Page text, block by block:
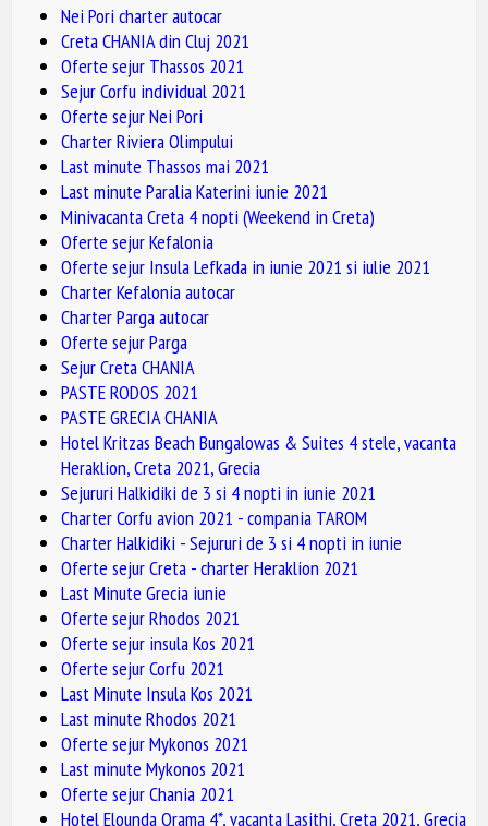
Nei Pori charter autocar
Creta CHANIA din Cluj 2021
Oferte sejur Thassos 2021
Sejur Corfu individual 2021
Oferte sejur Nei Pori
Charter Riviera Olimpului
Last minute Thassos mai 2021
Last minute Paralia Katerini iunie 2021
Minivacanta Creta 4 nopti (Weekend in Creta)
Oferte sejur Kefalonia
Oferte sejur Insula Lefkada in iunie 2021 si iulie 2021
Charter Kefalonia autocar
Charter Parga autocar
Oferte sejur Parga
Sejur Creta CHANIA
PASTE RODOS 2021
PASTE GRECIA CHANIA
Hotel Kritzas Beach Bungalowas & Suites 4 stele, vacanta
Heraklion, Creta 2021, Grecia
Sejururi Halkidiki de 3 si 4 nopti in iunie 2021
Charter Corfu avion 2021 - compania TAROM
Charter Halkidiki - Sejururi de 3 si 4 nopti in iunie
Oferte sejur Creta - charter Heraklion 2021
Last Minute Grecia iunie
Oferte sejur Rhodos 2021
Oferte sejur insula Kos 2021
Oferte sejur Corfu 2021
Last Minute Insula Kos 2021
Last minute Rhodos 2021
Oferte sejur Mykonos 2021
Last minute Mykonos 2021
Oferte sejur Chania 2021
Hotel Elounda Orama 4*, vacanta Lasithi, Creta 2021, Grecia